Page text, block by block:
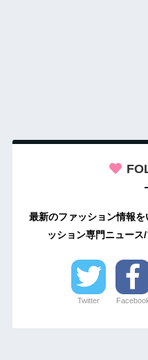
最新のファッション情報
ッション専門ニュース
Twitter